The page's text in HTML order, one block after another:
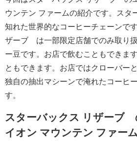
ウンテン ファームの紹介です。スタ
知れた世界的なコーヒーチェーンで
ザーブ®は一部限定店舗でのみ取り
ー豆です。お店で飲むこともできま
ともできます。お店ではクローバー
独自の抽出マシーンで淹れたコーヒ
す。
スターバックス リザーブ®
イオン マウンテン ファーム